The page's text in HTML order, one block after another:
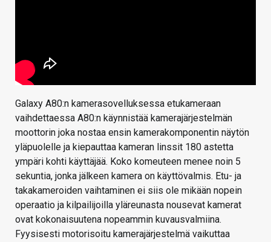
Galaxy A80:n kamerasovelluksessa etukameraan
vaihdettaessa A80:n käynnistää kamerajärjestelmän
moottorin joka nostaa ensin kamerakomponentin näytön
yläpuolelle ja kiepauttaa kameran linssit 180 astetta
ympäri kohti käyttäjää. Koko komeuteen menee noin 5
sekuntia, jonka jälkeen kamera on käyttövalmis. Etu- ja
takakameroiden vaihtaminen ei siis ole mikään nopein
operaatio ja kilpailijoilla yläreunasta nousevat kamerat
ovat kokonaisuutena nopeammin kuvausvalmiina.
Fyysisesti motorisoitu kamerajärjestelmä vaikuttaa